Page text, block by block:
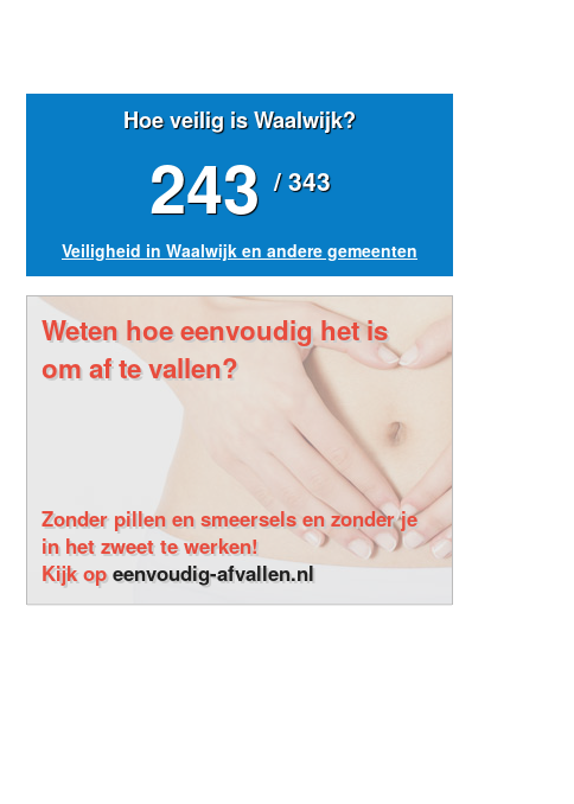
Hoe veilig is Waalwijk?
243 / 343
Veiligheid in Waalwijk en andere gemeenten
Weten hoe eenvoudig het is
om af te vallen?
Zonder pillen en smeersels en zonder je
in het zweet te werken!
Kijk opeenvoudig-afvallen.nl